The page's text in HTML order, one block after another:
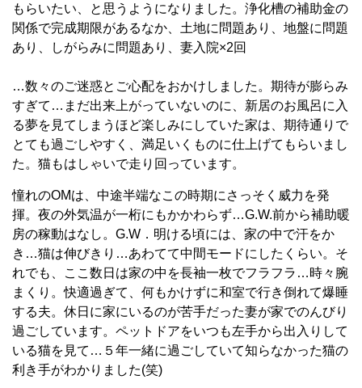
もらいたい、と思うようになりました。浄化槽の補助金の
関係で完成期限があるなか、土地に問題あり、地盤に問題
あり、しがらみに問題あり、妻入院×2回
…数々のご迷惑とご心配をおかけしました。期待が膨らみ
すぎて…まだ出来上がっていないのに、新居のお風呂に入
る夢を見てしまうほど楽しみにしていた家は、期待通りで
とても過ごしやすく、満足いくものに仕上げてもらいまし
た。猫もはしゃいで走り回っています。
憧れのOMは、中途半端なこの時期にさっそく威力を発
揮。夜の外気温が一桁にもかかわらず…G.W.前から補助暖
房の稼動はなし。G.W．明ける頃には、家の中で汗をか
き…猫は伸びきり…あわてて中間モードにしたくらい。そ
れでも、ここ数日は家の中を長袖一枚でフラフラ…時々腕
まくり。快適過ぎて、何もかけずに和室で行き倒れて爆睡
する夫。休日に家にいるのが苦手だった妻が家でのんびり
過ごしています。ペットドアをいつも左手から出入りして
いる猫を見て…５年一緒に過ごしていて知らなかった猫の
利き手がわかりました(笑)